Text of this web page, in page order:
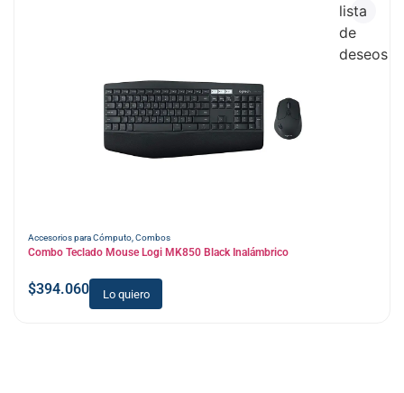
Accesorios para Cómputo,Combos
Combo Teclado Mouse Logi MK850 Black Inalámbrico
$394.060 Lo quiero
lista
de
deseos